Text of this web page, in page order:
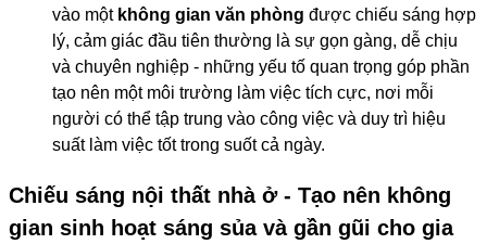
vào một không gian văn phòng được chiếu sáng hợp
lý, cảm giác đầu tiên thường là sự gọn gàng, dễ chịu
và chuyên nghiệp - những yếu tố quan trọng góp phần
tạo nên một môi trường làm việc tích cực, nơi mỗi
người có thể tập trung vào công việc và duy trì hiệu
suất làm việc tốt trong suốt cả ngày.
Chiếu sáng nội thất nhà ở - Tạo nên không
gian sinh hoạt sáng sủa và gần gũi cho gia